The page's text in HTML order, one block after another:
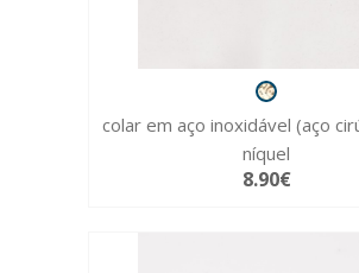
colar em aço inoxidável (aço
níquel
8.90€